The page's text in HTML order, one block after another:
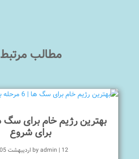
مطالب مرتبط
برای شروع
byadmin | 12 اردیبهشت 1405